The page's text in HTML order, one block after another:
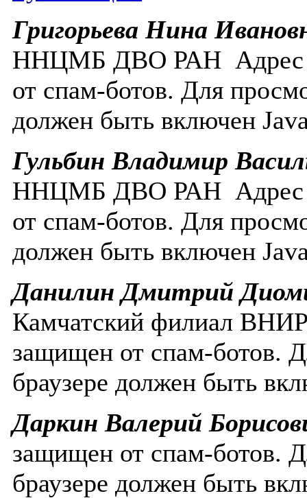
Григорьева Нина
ННЦМБ ДВО РАН
от спам-ботов. Для
должен быть включен
Гульбин Владимир
ННЦМБ ДВО РАН
от спам-ботов. Для
должен быть включен
Данилин Дмитрий
Камчатский филиал
защищен от спам-ботов.
браузере должен быть
Даркин Валерий
защищен от спам-ботов.
браузере должен быть